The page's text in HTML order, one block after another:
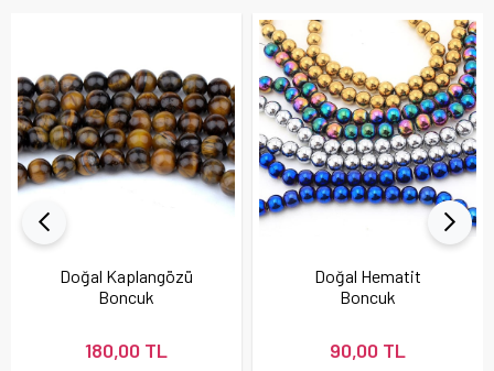
Doğal Kaplangözü
Boncuk
180,00 TL
Doğal Hematit
Boncuk
90,00 TL